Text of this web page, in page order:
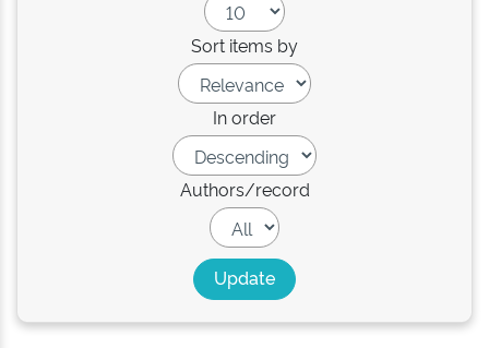
Sort items by
In order
Authors/record